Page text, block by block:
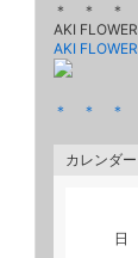
＊ ＊ ＊
AKI
AKI
＊ ＊ ＊
カレンダー
日